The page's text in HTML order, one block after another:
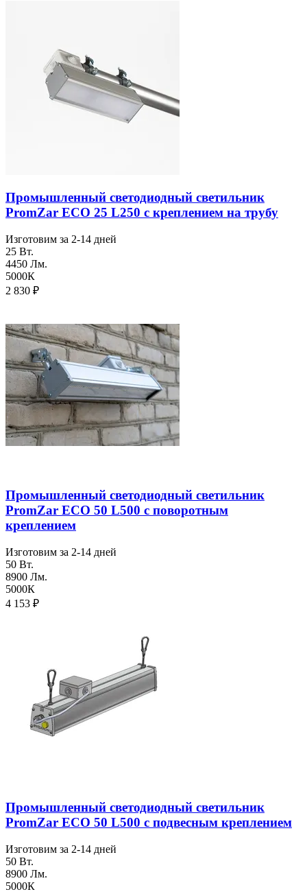
Промышленный светодиодный светильник
PromZar ECO 25 L250 с креплением на трубу
Изготовим за 2-14 дней
25 Вт.
4450 Лм.
5000К
2 830 ₽
Промышленный светодиодный светильник
PromZar ECO 50 L500 с поворотным
креплением
Изготовим за 2-14 дней
50 Вт.
8900 Лм.
5000К
4 153 ₽
Промышленный светодиодный светильник
PromZar ECO 50 L500 с подвесным креплением
Изготовим за 2-14 дней
50 Вт.
8900 Лм.
5000К